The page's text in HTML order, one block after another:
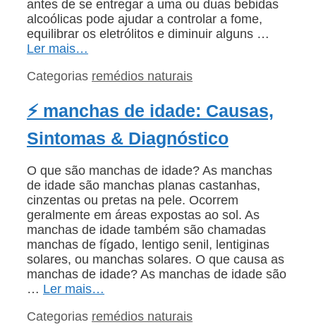
antes de se entregar a uma ou duas bebidas
alcoólicas pode ajudar a controlar a fome,
equilibrar os eletrólitos e diminuir alguns …
Ler mais…
Categorias remédios naturais
⚡ manchas de idade: Causas,
Sintomas & Diagnóstico
O que são manchas de idade? As manchas
de idade são manchas planas castanhas,
cinzentas ou pretas na pele. Ocorrem
geralmente em áreas expostas ao sol. As
manchas de idade também são chamadas
manchas de fígado, lentigo senil, lentiginas
solares, ou manchas solares. O que causa as
manchas de idade? As manchas de idade são
… Ler mais…
Categorias remédios naturais